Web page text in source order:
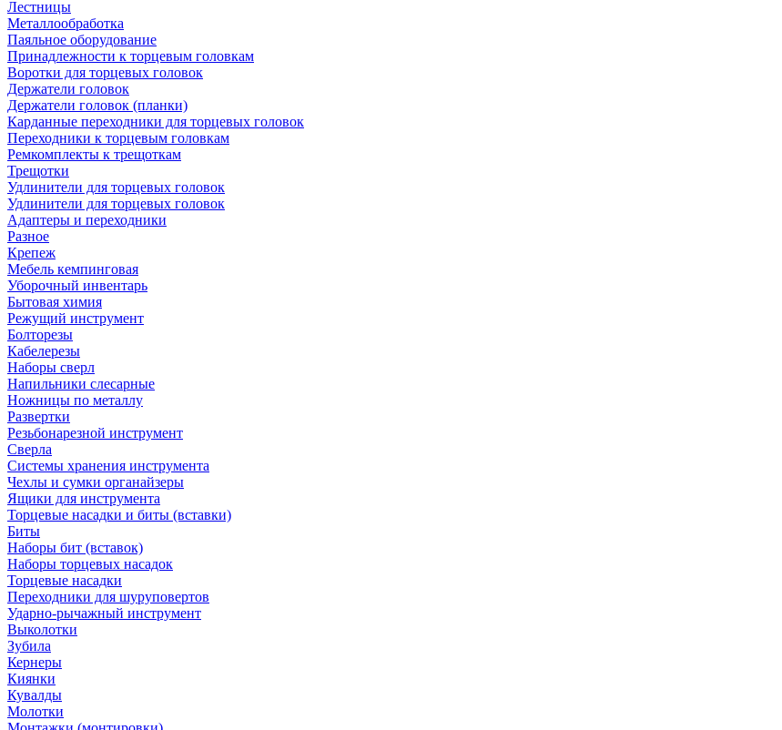
Лестницы
Металлообработка
Паяльное оборудование
Принадлежности к торцевым головкам
Воротки для торцевых головок
Держатели головок
Держатели головок (планки)
Карданные переходники для торцевых головок
Переходники к торцевым головкам
Ремкомплекты к трещоткам
Трещотки
Удлинители для торцевых головок
Удлинители для торцевых головок
Адаптеры и переходники
Разное
Крепеж
Мебель кемпинговая
Уборочный инвентарь
Бытовая химия
Режущий инструмент
Болторезы
Кабелерезы
Наборы сверл
Напильники слесарные
Ножницы по металлу
Развертки
Резьбонарезной инструмент
Сверла
Системы хранения инструмента
Чехлы и сумки органайзеры
Ящики для инструмента
Торцевые насадки и биты (вставки)
Биты
Наборы бит (вставок)
Наборы торцевых насадок
Торцевые насадки
Переходники для шуруповертов
Ударно-рычажный инструмент
Выколотки
Зубила
Кернеры
Киянки
Кувалды
Молотки